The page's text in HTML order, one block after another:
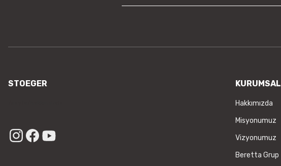
STOEGER KURUMSAL
Hakkımızda
Misyonumuz
Vizyonumuz
Beretta Grup